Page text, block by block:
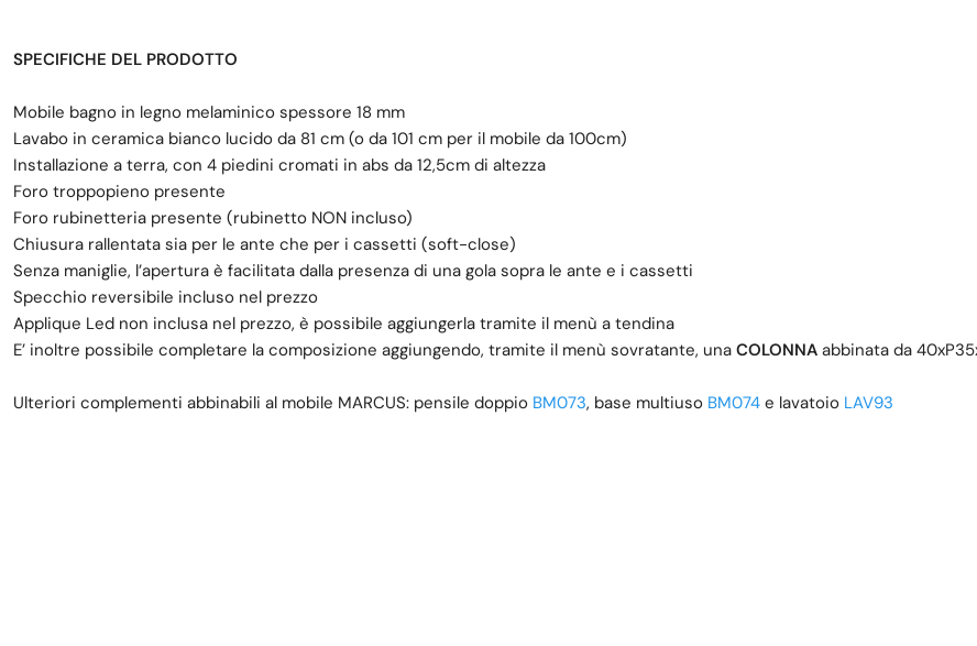
SPECIFICHE DEL PRODOTTO
Mobile bagno in legno melaminico spessore 18 mm
Lavabo in ceramica bianco lucido da 81 cm (o da 101 cm per il mobile da 100cm)
Installazione a terra, con 4 piedini cromati in abs da 12,5cm di altezza
Foro troppopieno presente
Foro rubinetteria presente (rubinetto NON incluso)
Chiusura rallentata sia per le ante che per i cassetti (soft-close)
Senza maniglie, l’apertura è facilitata dalla presenza di una gola sopra le ante e i cassetti
Specchio reversibile incluso nel prezzo
Applique Led non inclusa nel prezzo, è possibile aggiungerla tramite il menù a tendina
E’ inoltre possibile completare la composizione aggiungendo, tramite il menù sovratante, una COLONNA abbinata da
Ulteriori complementi abbinabili al mobile MARCUS: pensile doppio BM073, base multiuso BM074 e lavatoio LAV93